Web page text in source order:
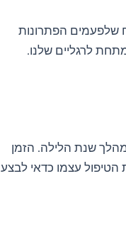
שלפעמים הפתרונות
לרגליים שלנו.
6-8 שעות, בדרך כלל במהלך שנת הלילה. הזמן
עצמו כדאי לבצע